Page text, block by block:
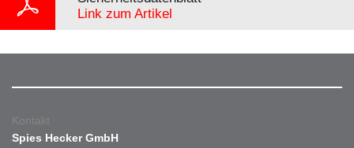
Link zum Artikel
Kontakt
Spies Hecker GmbH